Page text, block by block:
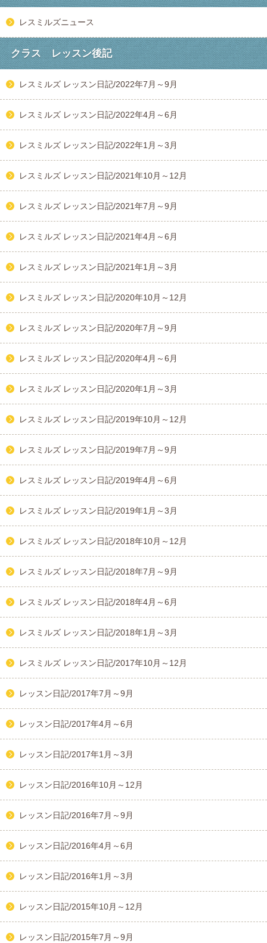
レスミルズニュース
クラス レッスン後記
レスミルズ レッスン日記/2022年7月～9月
レスミルズ レッスン日記/2022年4月～6月
レスミルズ レッスン日記/2022年1月～3月
レスミルズ レッスン日記/2021年10月～12月
レスミルズ レッスン日記/2021年7月～9月
レスミルズ レッスン日記/2021年4月～6月
レスミルズ レッスン日記/2021年1月～3月
レスミルズ レッスン日記/2020年10月～12月
レスミルズ レッスン日記/2020年7月～9月
レスミルズ レッスン日記/2020年4月～6月
レスミルズ レッスン日記/2020年1月～3月
レスミルズ レッスン日記/2019年10月～12月
レスミルズ レッスン日記/2019年7月～9月
レスミルズ レッスン日記/2019年4月～6月
レスミルズ レッスン日記/2019年1月～3月
レスミルズ レッスン日記/2018年10月～12月
レスミルズ レッスン日記/2018年7月～9月
レスミルズ レッスン日記/2018年4月～6月
レスミルズ レッスン日記/2018年1月～3月
レスミルズ レッスン日記/2017年10月～12月
レッスン日記/2017年7月～9月
レッスン日記/2017年4月～6月
レッスン日記/2017年1月～3月
レッスン日記/2016年10月～12月
レッスン日記/2016年7月～9月
レッスン日記/2016年4月～6月
レッスン日記/2016年1月～3月
レッスン日記/2015年10月～12月
レッスン日記/2015年7月～9月